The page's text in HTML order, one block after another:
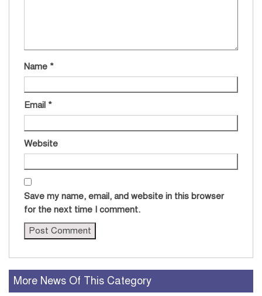
Name *
Email *
Website
Save my name, email, and website in this browser
for the next time I comment.
More News Of This Category